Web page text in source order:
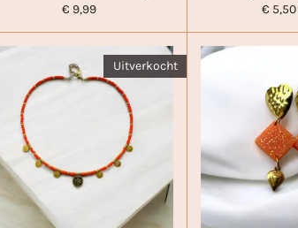
€ 9,99 € 5,50
Uitverkocht